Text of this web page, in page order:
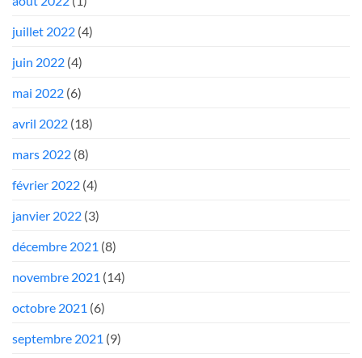
juillet 2022 (4)
juin 2022 (4)
mai 2022 (6)
avril 2022 (18)
mars 2022 (8)
février 2022 (4)
janvier 2022 (3)
décembre 2021 (8)
novembre 2021 (14)
octobre 2021 (6)
septembre 2021 (9)